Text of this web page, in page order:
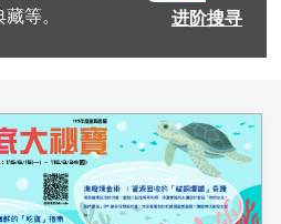
等。 进阶搜寻